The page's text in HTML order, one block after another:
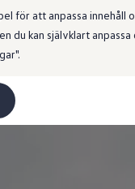
att anpassa innehåll
kan självklart anpassa